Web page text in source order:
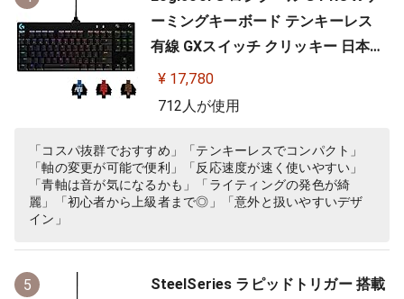
ーミングキーボード テンキーレス
有線 GXスイッチ クリッキー 日本語
配列 LIGHTSYNC RGB 着脱式ケーブ
ル G-PKB-002 国内正規品 【 ファイ
】
¥ 17,780
712人が使用
「コスパ抜群でおすすめ」「テンキーレスでコンパクト」
「軸の変更が可能で便利」「反応速度が速く使いやすい」
「青軸は音が気になるかも」「ライティングの発色が綺
麗」「初心者から上級者まで◎」「意外と扱いやすいデザ
イン」
5
SteelSeries ラピッドトリガー 搭載